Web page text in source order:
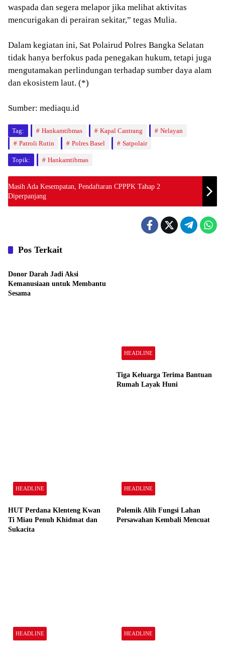
waspada dan segera melapor jika melihat aktivitas
mencurigakan di perairan sekitar,” tegas Mulia.
Dalam kegiatan ini, Sat Polairud Polres Bangka Selatan
tidak hanya berfokus pada penegakan hukum, tetapi juga
mengutamakan perlindungan terhadap sumber daya alam
dan ekosistem laut. (*)
Sumber: mediaqu.id
Tag: Hankamtibmas Kapal Cantrang
Nelayan
Patroli Rutin
Polres Basel Satpolair
Topik: Hankamtibmas
Masih Ada Kesempatan, Pendaftaran CPPPK Tahap 2
Diperpanjang
Pos Terkait
HEADLINE
Donor Darah Jadi Aksi
Kemanusiaan untuk Membantu
Sesama
HEADLINE
Tiga Keluarga Terima Bantuan
Rumah Layak Huni
HEADLINE
HUT Perdana Klenteng Kwan
Ti Miau Penuh Khidmat dan
Sukacita
HEADLINE
Polemik Alih Fungsi Lahan
Persawahan Kembali Mencuat
HEADLINE HEADLINE